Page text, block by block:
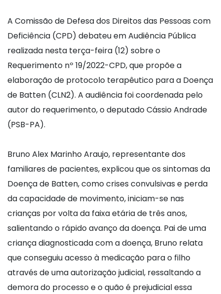
A Comissão de Defesa dos Direitos das Pessoas com
Deficiência (CPD) debateu em Audiência Pública
realizada nesta terça-feira (12) sobre o
Requerimento nº 19/2022-CPD, que propõe a
elaboração de protocolo terapêutico para a Doença
de Batten (CLN2). A audiência foi coordenada pelo
autor do requerimento, o deputado Cássio Andrade
(PSB-PA).
Bruno Alex Marinho Araujo, representante dos
familiares de pacientes, explicou que os sintomas da
Doença de Batten, como crises convulsivas e perda
da capacidade de movimento, iniciam-se nas
crianças por volta da faixa etária de três anos,
salientando o rápido avanço da doença. Pai de uma
criança diagnosticada com a doença, Bruno relata
que conseguiu acesso à medicação para o filho
através de uma autorização judicial, ressaltando a
demora do processo e o quão é prejudicial essa